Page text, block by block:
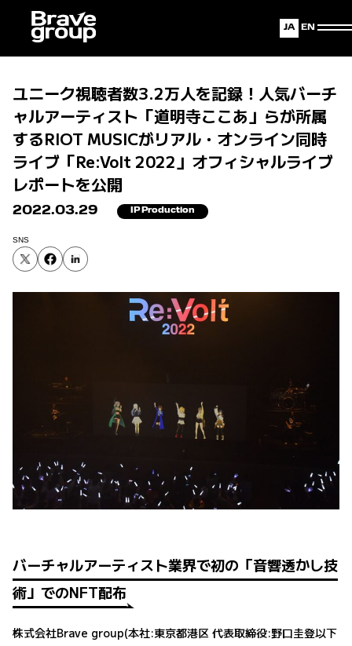
English
Japanese
ユニーク視聴者数3.2万人を記録！人気バーチ
ャルアーティスト「道明寺ここあ」らが所属
するRIOT MUSICがリアル・オンライン同時
ライブ「Re:Volt 2022」オフィシャルライブ
レポートを公開
2022.03.29 IP Production
SNS
バーチャルアーティスト業界で初の「音響透かし技
術」でのNFT配布
株式会社Brave group(本社:東京都港区 代表取締役:野口圭登以下